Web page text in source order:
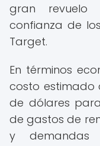
gran revuelo
confianza de
Target.
En términos
costo estimado
de dólares
de gastos de
y demandas